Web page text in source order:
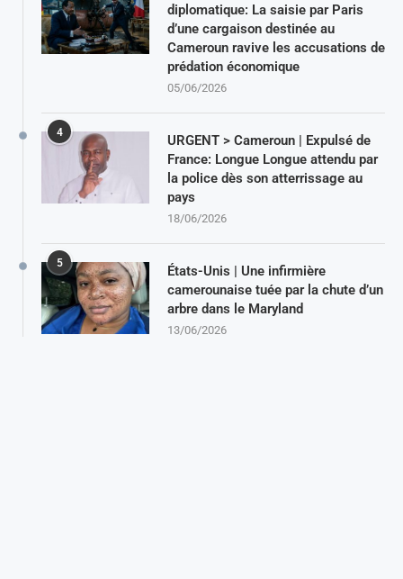
diplomatique: La saisie par Paris
d’une cargaison destinée au
Cameroun ravive les accusations de
prédation économique
05/06/2026
4
URGENT > Cameroun | Expulsé de
France: Longue Longue attendu par
la police dès son atterrissage au
pays
18/06/2026
5
États-Unis | Une infirmière
camerounaise tuée par la chute d’un
arbre dans le Maryland
13/06/2026